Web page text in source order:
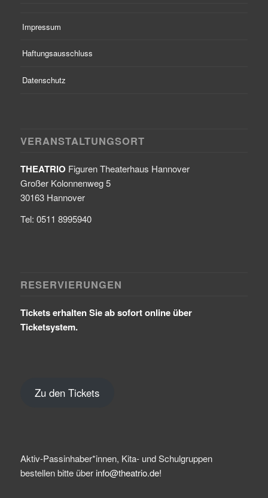
Impressum
Haftungsausschluss
Datenschutz
VERANSTALTUNGSORT
THEATRIO Figuren Theaterhaus Hannover
Großer Kolonnenweg 5
30163 Hannover
Tel: 0511 8995940
RESERVIERUNGEN
Tickets erhalten Sie ab sofort online über
Ticketsystem.
Zu den Tickets
Aktiv-Passinhaber*innen, Kita- und Schulgruppen
bestellen bitte über info@theatrio.de!